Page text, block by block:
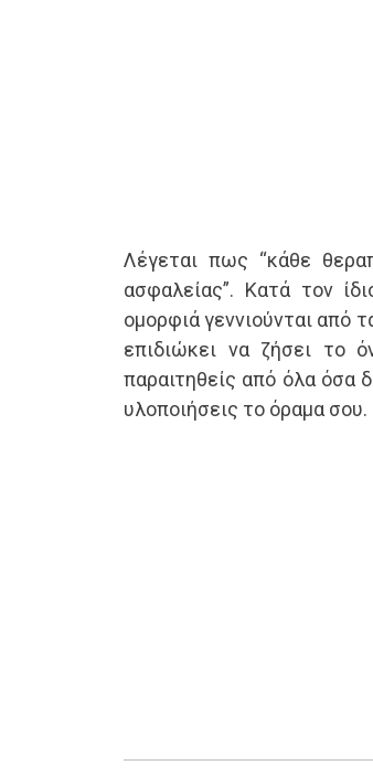
Λέγεται πως “κάθε
ασφαλείας”. Κατά τον
ομορφιά γεννιούνται από
επιδιώκει να ζήσει το
παραιτηθείς από όλα όσα
υλοποιήσεις το όραμα σου.